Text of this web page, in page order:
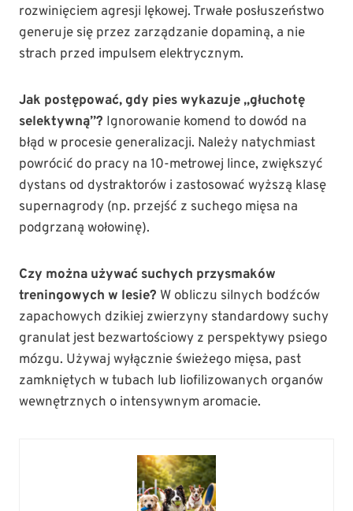
rozwinięciem agresji lękowej. Trwałe posłuszeństwo
generuje się przez zarządzanie dopaminą, a nie
strach przed impulsem elektrycznym.
Jak postępować, gdy pies wykazuje „głuchotę
selektywną”? Ignorowanie komend to dowód na
błąd w procesie generalizacji. Należy natychmiast
powrócić do pracy na 10-metrowej lince, zwiększyć
dystans od dystraktorów i zastosować wyższą klasę
supernagrody (np. przejść z suchego mięsa na
podgrzaną wołowinę).
Czy można używać suchych przysmaków
treningowych w lesie? W obliczu silnych bodźców
zapachowych dzikiej zwierzyny standardowy suchy
granulat jest bezwartościowy z perspektywy psiego
mózgu. Używaj wyłącznie świeżego mięsa, past
zamkniętych w tubach lub liofilizowanych organów
wewnętrznych o intensywnym aromacie.